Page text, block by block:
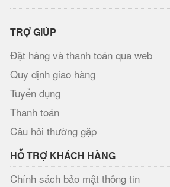
TRỢ GIÚP
Đặt hàng và thanh toán qua web
Quy định giao hàng
Tuyển dụng
Thanh toán
Câu hỏi thường gặp
HỖ TRỢ KHÁCH HÀNG
Chính sách bảo mật thông tin